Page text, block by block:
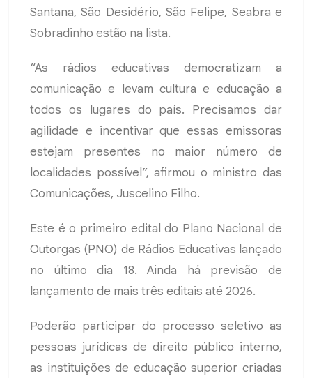
Santana, São Desidério, São Felipe, Seabra e
Sobradinho estão na lista.
“As rádios educativas democratizam a
comunicação e levam cultura e educação a
todos os lugares do país. Precisamos dar
agilidade e incentivar que essas emissoras
estejam presentes no maior número de
localidades possível”, afirmou o ministro das
Comunicações, Juscelino Filho.
Este é o primeiro edital do Plano Nacional de
Outorgas (PNO) de Rádios Educativas lançado
no último dia 18. Ainda há previsão de
lançamento de mais três editais até 2026.
Poderão participar do processo seletivo as
pessoas jurídicas de direito público interno,
as instituições de educação superior criadas